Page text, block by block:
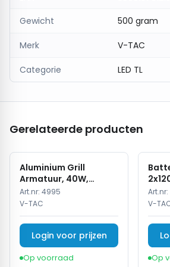
Gewicht 500 gram
Merk V-TAC
Categorie LED TL
Gerelateerde producten
Aluminium Grill
Armatuur, 40W,
120cm, Wit
Art.nr: 4995
V-TAC
Login voor prijzen
Op voorraad
Art.nr:
V-
Op